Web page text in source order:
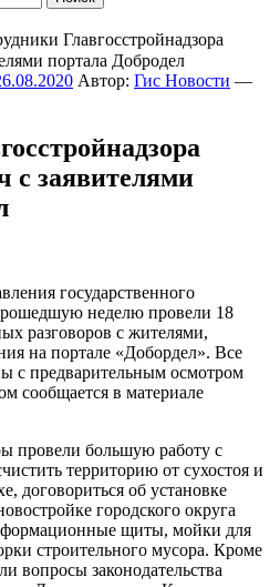
Главгосстройнадзора
портала Добродел
Автор: Гис Новости —
с заявителями
государственного
неделю провели 18
разговоров с жителями,
на портале «Добордел». Все
с предварительным осмотром
сообщается в материале
провели большую работу с
территорию от сухостоя и
договориться об установке
городского округа
щиты, мойки для
строительного мусора. Кроме
вопросы законодательства